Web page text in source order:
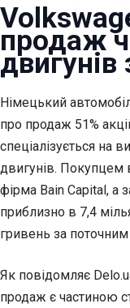
продаж
Німецький
про продаж 51%
спеціалізується на
двигунів. Покупцем
фірма Bain Capital, а
приблизно в 7,4
гривень за
Як повідомляє
продаж є частиною